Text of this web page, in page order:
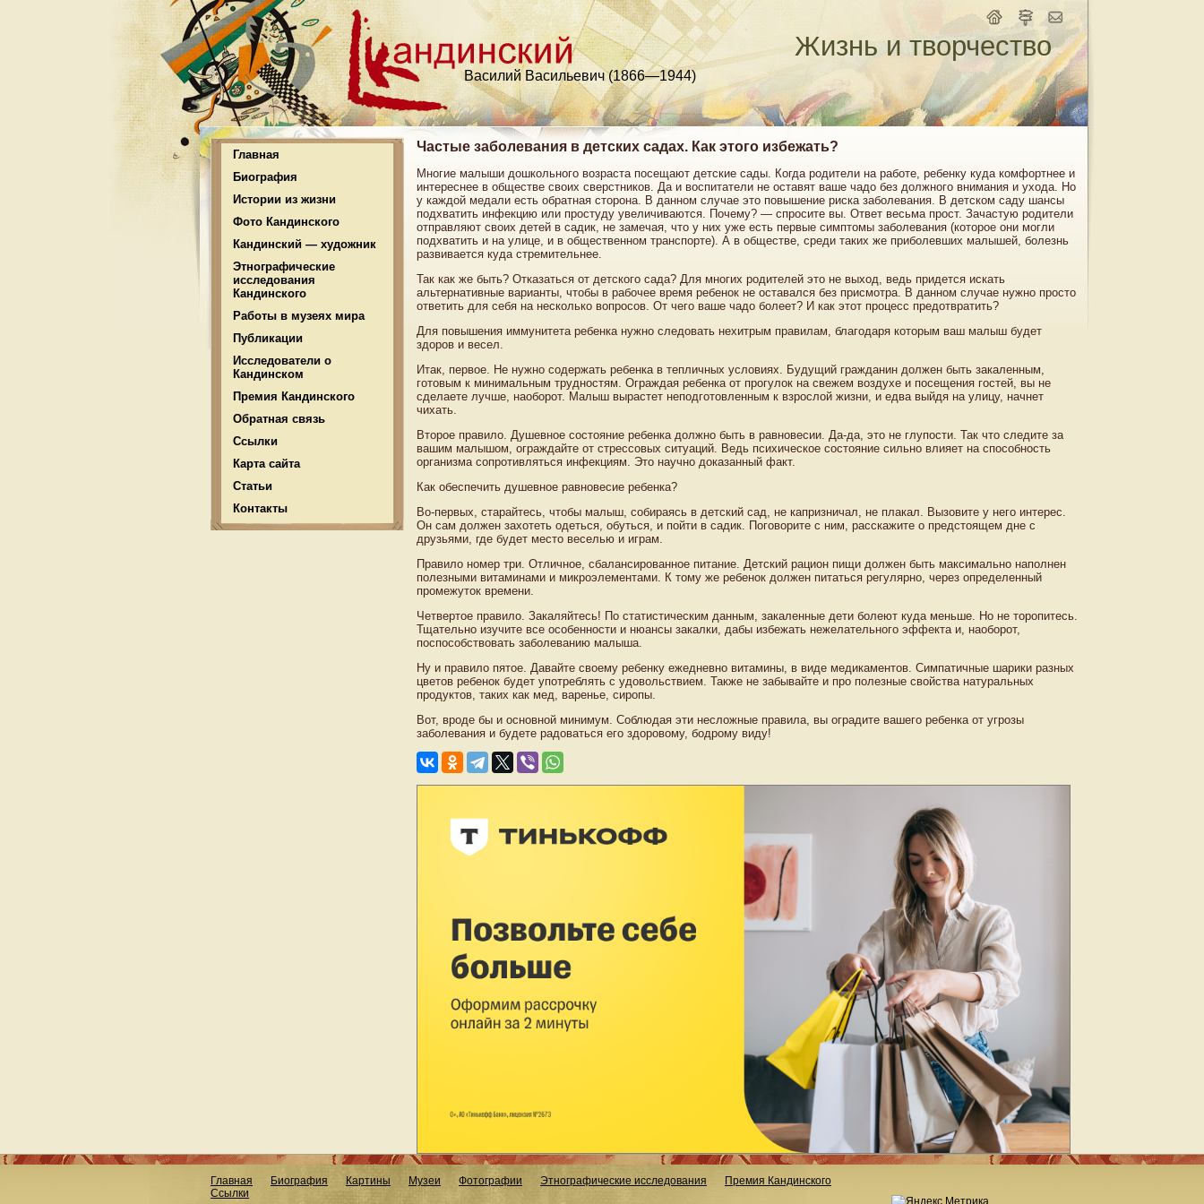
Василий Васильевич (1866—1944)
Жизнь и творчество
Главная
Биография
Истории из жизни
Фото Кандинского
Кандинский — художник
Этнографические
исследования
Кандинского
Работы в музеях мира
Публикации
Исследователи о
Кандинском
Премия Кандинского
Обратная связь
Ссылки
Карта сайта
Статьи
Контакты
Частые заболевания в детских садах. Как этого избежать?
Многие малыши дошкольного возраста посещают детские сады. Когда родители на работе, ребенку куда комфортнее и
интереснее в обществе своих сверстников. Да и воспитатели не оставят ваше чадо без должного внимания и ухода. Но
у каждой медали есть обратная сторона. В данном случае это повышение риска заболевания. В детском саду шансы
подхватить инфекцию или простуду увеличиваются. Почему? — спросите вы. Ответ весьма прост. Зачастую родители
отправляют своих детей в садик, не замечая, что у них уже есть первые симптомы заболевания (которое они могли
подхватить и на улице, и в общественном транспорте). А в обществе, среди таких же приболевших малышей, болезнь
развивается куда стремительнее.
Так как же быть? Отказаться от детского сада? Для многих родителей это не выход, ведь придется искать
альтернативные варианты, чтобы в рабочее время ребенок не оставался без присмотра. В данном случае нужно просто
ответить для себя на несколько вопросов. От чего ваше чадо болеет? И как этот процесс предотвратить?
Для повышения иммунитета ребенка нужно следовать нехитрым правилам, благодаря которым ваш малыш будет
здоров и весел.
Итак, первое. Не нужно содержать ребенка в тепличных условиях. Будущий гражданин должен быть закаленным,
готовым к минимальным трудностям. Ограждая ребенка от прогулок на свежем воздухе и посещения гостей, вы не
сделаете лучше, наоборот. Малыш вырастет неподготовленным к взрослой жизни, и едва выйдя на улицу, начнет
чихать.
Второе правило. Душевное состояние ребенка должно быть в равновесии. Да-да, это не глупости. Так что следите за
вашим малышом, ограждайте от стрессовых ситуаций. Ведь психическое состояние сильно влияет на способность
организма сопротивляться инфекциям. Это научно доказанный факт.
Как обеспечить душевное равновесие ребенка?
Во-первых, старайтесь, чтобы малыш, собираясь в детский сад, не капризничал, не плакал. Вызовите у него интерес.
Он сам должен захотеть одеться, обуться, и пойти в садик. Поговорите с ним, расскажите о предстоящем дне с
друзьями, где будет место веселью и играм.
Правило номер три. Отличное, сбалансированное питание. Детский рацион пищи должен быть максимально наполнен
полезными витаминами и микроэлементами. К тому же ребенок должен питаться регулярно, через определенный
промежуток времени.
Четвертое правило. Закаляйтесь! По статистическим данным, закаленные дети болеют куда меньше. Но не торопитесь.
Тщательно изучите все особенности и нюансы закалки, дабы избежать нежелательного эффекта и, наоборот,
поспособствовать заболеванию малыша.
Ну и правило пятое. Давайте своему ребенку ежедневно витамины, в виде медикаментов. Симпатичные шарики разных
цветов ребенок будет употреблять с удовольствием. Также не забывайте и про полезные свойства натуральных
продуктов, таких как мед, варенье, сиропы.
Вот, вроде бы и основной минимум. Соблюдая эти несложные правила, вы оградите вашего ребенка от угрозы
заболевания и будете радоваться его здоровому, бодрому виду!
Главная Биография Картины Музеи Фотографии Этнографические исследования
Премия Кандинского
Ссылки